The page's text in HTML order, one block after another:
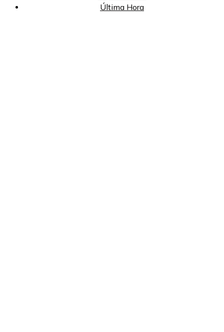
Última Hora